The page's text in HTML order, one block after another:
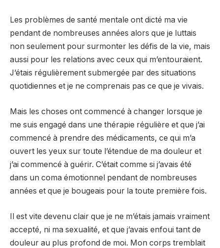
Les problèmes de santé mentale ont dicté ma vie
pendant de nombreuses années alors que je luttais
non seulement pour surmonter les défis de la vie, mais
aussi pour les relations avec ceux qui m’entouraient.
J’étais régulièrement submergée par des situations
quotidiennes et je ne comprenais pas ce que je vivais.
Mais les choses ont commencé à changer lorsque je
me suis engagé dans une thérapie régulière et que j’ai
commencé à prendre des médicaments, ce qui m’a
ouvert les yeux sur toute l’étendue de ma douleur et
j’ai commencé à guérir. C’était comme si j’avais été
dans un coma émotionnel pendant de nombreuses
années et que je bougeais pour la toute première fois.
Il est vite devenu clair que je ne m’étais jamais vraiment
accepté, ni ma sexualité, et que j’avais enfoui tant de
douleur au plus profond de moi. Mon corps tremblait